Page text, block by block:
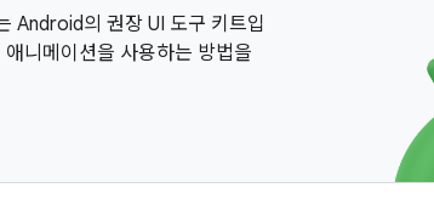
의 권장 UI 도구 키트입
니메이션을 사용하는 방법을